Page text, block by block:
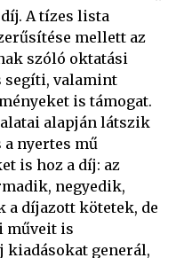
A tízes lista
mellett az
szóló oktatási
segíti, valamint
is támogat.
alapján látszik
a nyertes mű
is hoz a díj: az
negyedik,
díjazott kötetek, de
műveit is
kiadásokat generál,